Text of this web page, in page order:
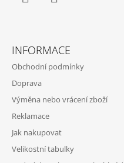
INFORMACE
Obchodní podmínky
Doprava
Výměna nebo vrácení zboží
Reklamace
Jak nakupovat
Velikostní tabulky